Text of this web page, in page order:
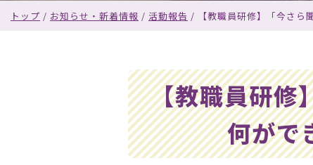
現
トップ / お知らせ・新着情報 / 活動報告 / 【教職員研修】「今さ
【教職員研修
何がで